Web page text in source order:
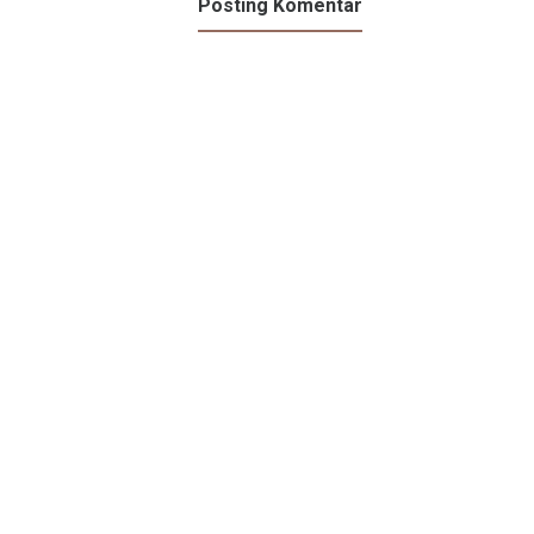
Posting Komentar